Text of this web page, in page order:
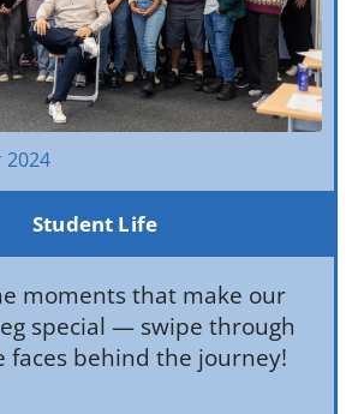
2024
Student Life
moments that make our
special — swipe through
faces behind the journey!